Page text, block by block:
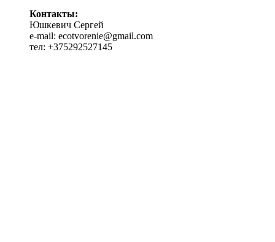
Контакты:
Юшкевич Сергей
e-mail: ecotvorenie@gmail.com
тел: +375292527145